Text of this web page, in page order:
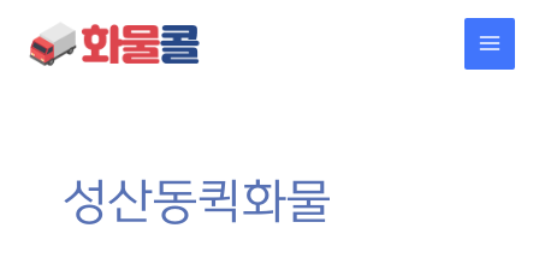
건너뛰기
성산동퀵화물